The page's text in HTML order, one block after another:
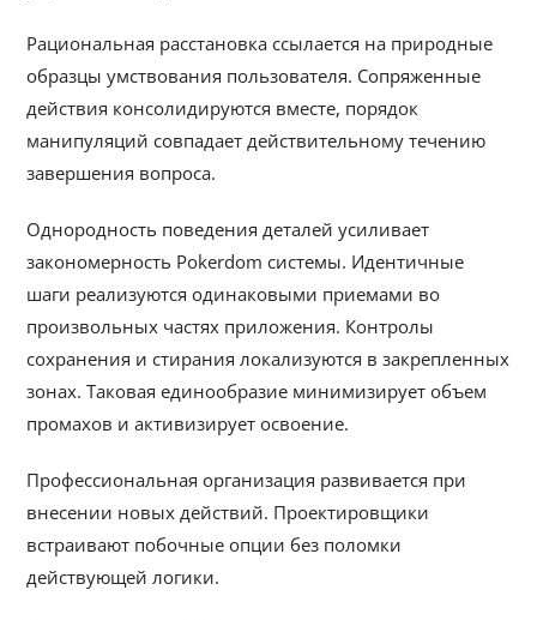
Рациональная расстановка ссылается на природные
образцы умствования пользователя. Сопряженные
действия консолидируются вместе, порядок
манипуляций совпадает действительному течению
завершения вопроса.
Однородность поведения деталей усиливает
закономерность Pokerdom системы. Идентичные
шаги реализуются одинаковыми приемами во
произвольных частях приложения. Контролы
сохранения и стирания локализуются в закрепленных
зонах. Таковая единообразие минимизирует объем
промахов и активизирует освоение.
Профессиональная организация развивается при
внесении новых действий. Проектировщики
встраивают побочные опции без поломки
действующей логики.